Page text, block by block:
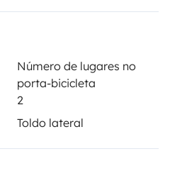
Número de lugares no
porta-bicicleta
2
Toldo lateral